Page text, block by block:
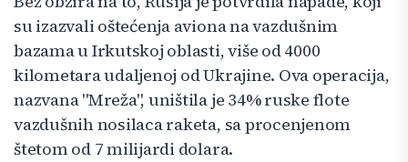
su izazvali oštećenja aviona na vazdušnim
bazama u Irkutskoj oblasti, više od 4000
kilometara udaljenoj od Ukrajine. Ova operacija,
nazvana "Mreža", uništila je 34% ruske flote
vazdušnih nosilaca raketa, sa procenjenom
štetom od 7 milijardi dolara.